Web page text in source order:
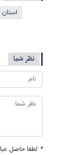
نظر شما
* لطفا حاصل